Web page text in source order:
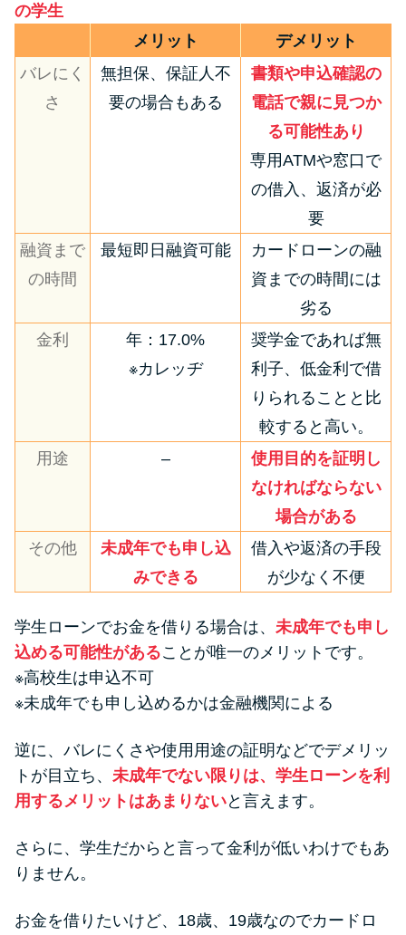
の学生
メリット
デメリット
バレにく
さ
無担保、保証人不
要の場合もある
書類や申込確認の
電話で親に見つか
る可能性あり
専用ATMや窓口で
の借入、返済が必
要
融資まで
の時間
最短即日融資可能
カードローンの融
資までの時間には
劣る
金利
年：17.0%
※カレッヂ
奨学金であれば無
利子、低金利で借
りられることと比
較すると高い。
用途
–
使用目的を証明し
なければならない
場合がある
その他
未成年でも申し込
みできる
借入や返済の手段
が少なく不便
学生ローンでお金を借りる場合は、 未成年でも申し
込める可能性があることが唯一のメリットです。
※高校生は申込不可
※未成年でも申し込めるかは金融機関による
逆に、バレにくさや使用用途の証明などでデメリッ
トが目立ち、 未成年でない限りは、学生ローンを利
用するメリットはあまりないと言えます。
さらに、学生だからと言って金利が低いわけでもあ
りません。
お金を借りたいけど、18歳、19歳なのでカードロ